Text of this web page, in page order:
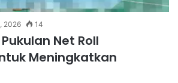
2026 14
Net Roll
Meningkatkan